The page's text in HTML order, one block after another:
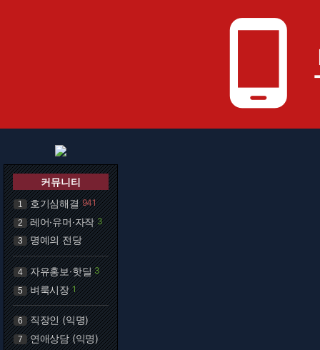
phone_android
커뮤니티
1 호기심해결 941
2 레어·유머·자작 3
3 명예의 전당
4 자유홍보·핫딜 3
5 벼룩시장 1
6 직장인 (익명)
7 연애상담 (익명)